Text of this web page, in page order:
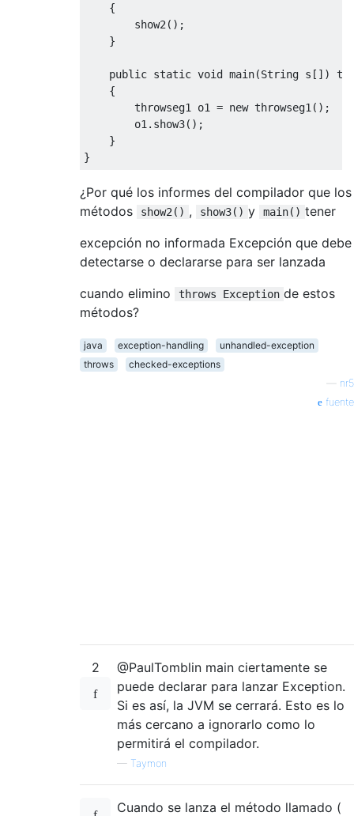
{
        show2
();
}
public static void main(String s [])
{
        throwseg1 o1
= new throwseg1 ();
        o1
. show3();
}
}
¿Por qué los informes del compilador que los
métodos
show2() , show3() y main() tener
excepción no informada Excepción que debe
detectarse o declararse para ser lanzada
cuando elimino
throws Exception de estos
métodos?
java exception-handling
unhandled-exception
throws
checked-exceptions
nr5
fuente
2
@PaulTomblin main ciertamente se
puede declarar para lanzar Exception.
Si es así, la JVM se cerrará. Esto es lo
más cercano a ignorarlo como lo
permitirá el compilador.
— Taymon
Cuando se lanza el método llamado (